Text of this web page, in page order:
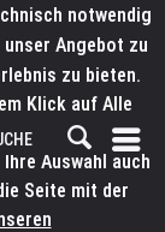
notwendig
Angebot zu
zu bieten.
Klick auf Alle
Sie in den
Auswahl auch
Seite mit der